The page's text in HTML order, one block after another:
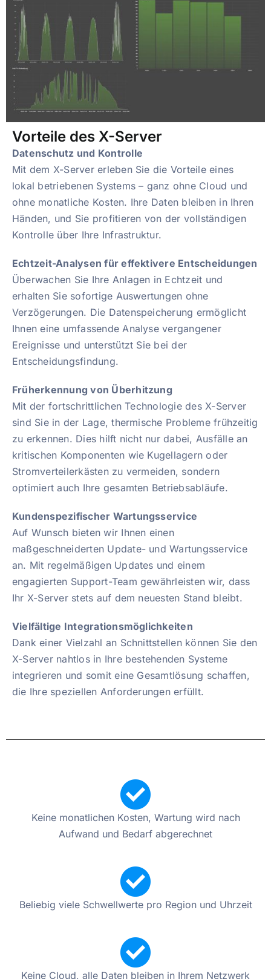
Vorteile des X-Server
Datenschutz und Kontrolle
Mit dem X-Server erleben Sie die Vorteile eines
lokal betriebenen Systems – ganz ohne Cloud und
ohne monatliche Kosten. Ihre Daten bleiben in Ihren
Händen, und Sie profitieren von der vollständigen
Kontrolle über Ihre Infrastruktur.
Echtzeit-Analysen für effektivere Entscheidungen
Überwachen Sie Ihre Anlagen in Echtzeit und
erhalten Sie sofortige Auswertungen ohne
Verzögerungen. Die Datenspeicherung ermöglicht
Ihnen eine umfassende Analyse vergangener
Ereignisse und unterstützt Sie bei der
Entscheidungsfindung.
Früherkennung von Überhitzung
Mit der fortschrittlichen Technologie des X-Server
sind Sie in der Lage, thermische Probleme frühzeitig
zu erkennen. Dies hilft nicht nur dabei, Ausfälle an
kritischen Komponenten wie Kugellagern oder
Stromverteilerkästen zu vermeiden, sondern
optimiert auch Ihre gesamten Betriebsabläufe.
Kundenspezifischer Wartungsservice
Auf Wunsch bieten wir Ihnen einen
maßgeschneiderten Update- und Wartungsservice
an. Mit regelmäßigen Updates und einem
engagierten Support-Team gewährleisten wir, dass
Ihr X-Server stets auf dem neuesten Stand bleibt.
Vielfältige Integrationsmöglichkeiten
Dank einer Vielzahl an Schnittstellen können Sie den
X-Server nahtlos in Ihre bestehenden Systeme
integrieren und somit eine Gesamtlösung schaffen,
die Ihre speziellen Anforderungen erfüllt.
Keine monatlichen Kosten, Wartung wird nach
Aufwand und Bedarf abgerechnet
Beliebig viele Schwellwerte pro Region und Uhrzeit
Keine Cloud, alle Daten bleiben in Ihrem Netzwerk